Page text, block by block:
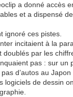
a donné accès
et a dispensé
ignoré ces pistes.
incitaient à la
doublés par les
pas : sur un
d’autos au Japon
logiciels de dessin